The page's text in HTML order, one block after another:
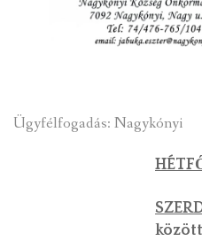
Ügyfélfogadás: Nagykónyi
között